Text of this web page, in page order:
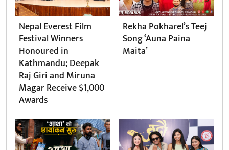
Nepal Everest Film
Festival Winners
Honoured in
Kathmandu; Deepak
Raj Giri and Miruna
Magar Receive $1,000
Awards
Rekha Pokharel’s Teej
Song ‘Auna Paina
Maita’